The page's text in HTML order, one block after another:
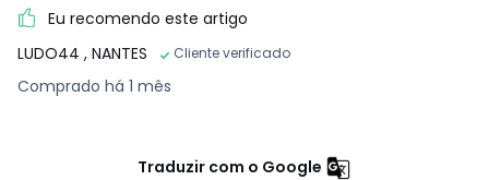
Eu recomendo este artigo
LUDO44 , NANTES Cliente verificado
Comprado há 1 mês
Traduzir com o Google